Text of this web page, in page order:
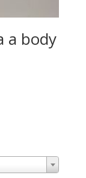
a body